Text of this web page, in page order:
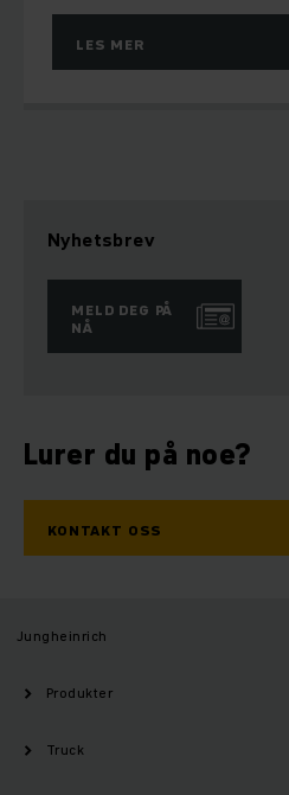
LES MER
Nyhetsbrev
MELD DEG PÅ
NÅ
Lurer du på noe?
KONTAKT OSS
Jungheinrich
Produkter
Truck